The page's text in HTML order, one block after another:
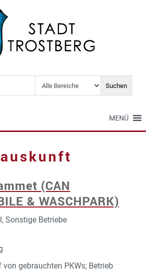
MENÜ
(CAN
& WASCHPARK)
Sonstige Betriebe
von gebrauchten PKWs; Betrieb